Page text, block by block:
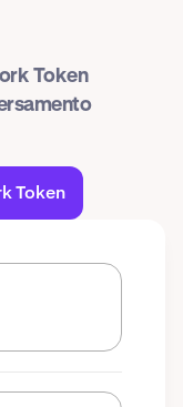
Token
Token